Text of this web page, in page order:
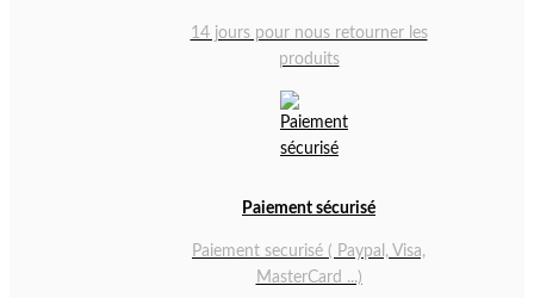
14 jours pour nous retourner les
produits
Paiement sécurisé
Paiement securisé ( Paypal, Visa,
MasterCard ...)